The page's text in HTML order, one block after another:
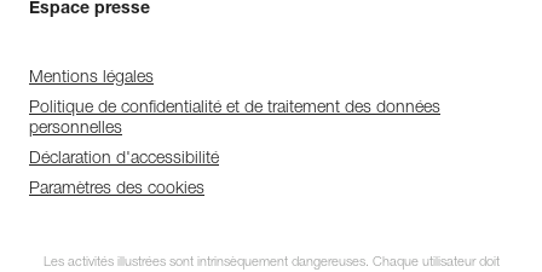
Espace presse
Mentions légales
Politique de confidentialité et de traitement des données
personnelles
Déclaration d'accessibilité
Paramètres des cookies
Les activités illustrées sont intrinsèquement dangereuses. Chaque utilisateur doit